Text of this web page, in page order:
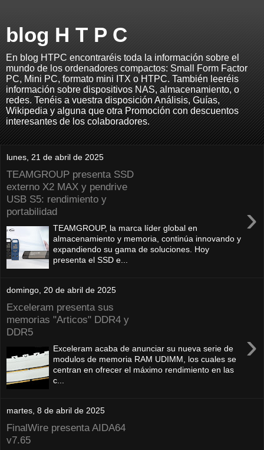
blog H T P C
En blog HTPC encontraréis toda la información sobre el
mundo de los ordenadores compactos: Small Form Factor
PC, Mini PC, formato mini ITX o HTPC. También leeréis
información sobre dispositivos NAS, almacenamiento, o
redes. Tenéis a vuestra disposición Análisis, Guías,
Wikipedia y alguna que otra Promoción con descuentos
interesantes de los colaboradores.
lunes, 21 de abril de 2025
TEAMGROUP presenta SSD
externo X2 MAX y pendrive
USB S5: rendimiento y
portabilidad
›
TEAMGROUP, la marca líder global en
almacenamiento y memoria, continúa innovando y
expandiendo su gama de soluciones. Hoy
presenta el SSD e...
domingo, 20 de abril de 2025
Exceleram presenta sus
memorias "Articos" DDR4 y
DDR5
›
Exceleram acaba de anunciar su nueva serie de
modulos de memoria RAM UDIMM, los cuales se
centran en ofrecer el máximo rendimiento en las
c...
martes, 8 de abril de 2025
FinalWire presenta AIDA64
v7.65